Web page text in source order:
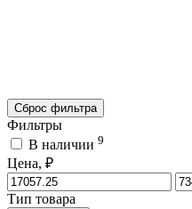
Сброс фильтра
Фильтры
В наличии 9
Цена, ₽
Тип товара